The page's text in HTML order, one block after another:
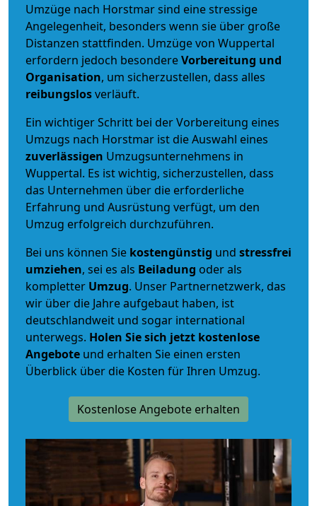
Umzüge nach Horstmar sind eine stressige
Angelegenheit, besonders wenn sie über große
Distanzen stattfinden. Umzüge von Wuppertal
erfordern jedoch besondereVorbereitung und
Organisation, um sicherzustellen, dass alles
reibungslosverläuft.
Ein wichtiger Schritt bei der Vorbereitung eines
Umzugs nach Horstmar ist die Auswahl eines
zuverlässigen Umzugsunternehmens in
Wuppertal. Es ist wichtig, sicherzustellen, dass
das Unternehmen über die erforderliche
Erfahrung und Ausrüstung verfügt, um den
Umzug erfolgreich durchzuführen.
Bei uns können Sie kostengünstig und stressfrei
umziehen, sei es als Beiladung oder als
kompletter Umzug. Unser Partnernetzwerk, das
wir über die Jahre aufgebaut haben, ist
deutschlandweit und sogar international
unterwegs. Holen Sie sich jetzt kostenlose
Angebote und erhalten Sie einen ersten
Überblick über die Kosten für Ihren Umzug.
Kostenlose Angebote erhalten